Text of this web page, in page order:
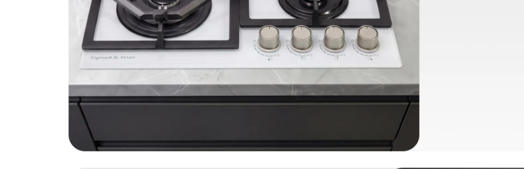
КУПИТЬ В ОДИН КЛИК
Заполните короткую форму —
и мы оформим заказ за вас.
Ваше имя
Варочная панель Zigmund & Shtain MN 199.61 W
mn19961w
Поделитесь впечатлениями